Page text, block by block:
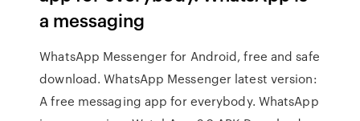
a messaging
WhatsApp Messenger for Android, free and safe
download. WhatsApp Messenger latest version:
A free messaging app for everybody. WhatsApp